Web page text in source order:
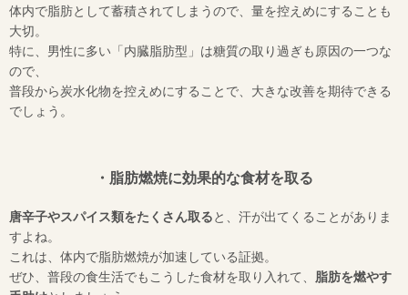
体内で脂肪として蓄積されてしまうので、量を控えめにすることも
大切。
特に、男性に多い「内臓脂肪型」は糖質の取り過ぎも原因の一つな
ので、
普段から炭水化物を控えめにすることで、大きな改善を期待できる
でしょう。
・脂肪燃焼に効果的な食材を取る
唐辛子やスパイス類をたくさん取ると、汗が出てくることがありま
すよね。
これは、体内で脂肪燃焼が加速している証拠。
ぜひ、普段の食生活でもこうした食材を取り入れて、 脂肪を燃やす